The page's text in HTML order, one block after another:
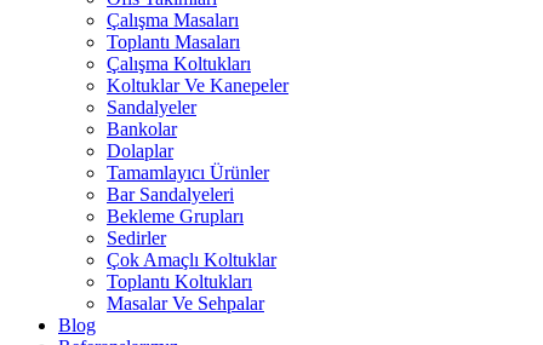
Çalışma Masaları
Toplantı Masaları
Çalışma Koltukları
Koltuklar Ve Kanepeler
Sandalyeler
Bankolar
Dolaplar
Tamamlayıcı Ürünler
Bar Sandalyeleri
Bekleme Grupları
Sedirler
Çok Amaçlı Koltuklar
Toplantı Koltukları
Masalar Ve Sehpalar
Blog